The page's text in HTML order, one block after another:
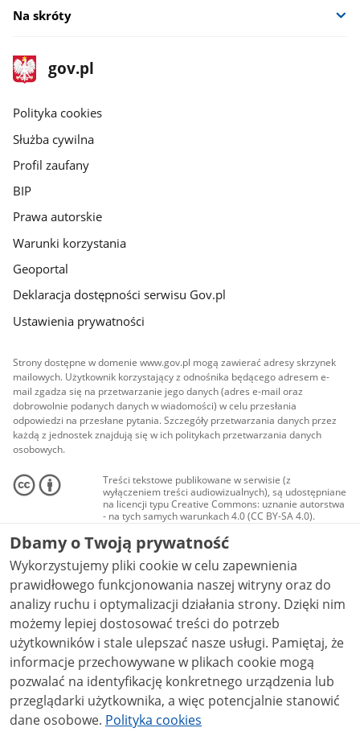
Na skróty
stopka
gov.pl
Strona
gov.pl
gov.pl
Polityka cookies
Służba cywilna
Profil zaufany
BIP
Prawa autorskie
Warunki korzystania
Geoportal
Deklaracja dostępności serwisu Gov.pl
Ustawienia prywatności
Strony dostępne w domenie www.gov.pl mogą zawierać adresy skrzynek
mailowych. Użytkownik korzystający z odnośnika będącego adresem e-
mail zgadza się na przetwarzanie jego danych (adres e-mail oraz
dobrowolnie podanych danych w wiadomości) w celu przesłania
odpowiedzi na przesłane pytania. Szczegóły przetwarzania danych przez
każdą z jednostek znajdują się w ich politykach przetwarzania danych
osobowych.
Treści tekstowe publikowane w serwisie (z
wyłączeniem treści audiowizualnych), są udostępniane
na licencji typu Creative Commons: uznanie autorstwa
- na tych samych warunkach 4.0 (CC BY-SA 4.0).
Materiały audiowizualne, w tym zdjęcia, materiały
audio i wideo, są udostępniane na licencji typu
Creative Commons: uznanie autorstwa użycie
niekomercyjne - bez utworów zależnych 4.0 (CC BY-
NC-ND 4.0), o ile nie jest to stwierdzone inaczej.
Dbamy o Twoją prywatność
Wykorzystujemy pliki cookie w celu zapewnienia
prawidłowego funkcjonowania naszej witryny oraz do
analizy ruchu i optymalizacji działania strony. Dzięki nim
możemy lepiej dostosować treści do potrzeb
użytkowników i stale ulepszać nasze usługi. Pamiętaj, że
informacje przechowywane w plikach cookie mogą
pozwalać na identyfikację konkretnego urządzenia lub
przeglądarki użytkownika, a więc potencjalnie stanowić
dane osobowe. Polityka cookies